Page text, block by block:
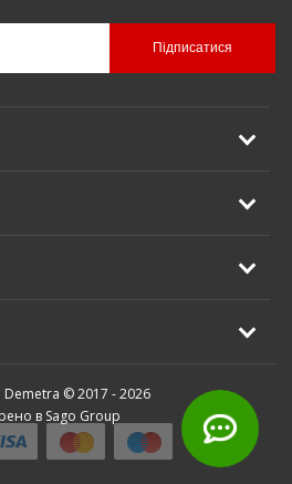
Підписатися
Demetra © 2017 - 2026
в Sago Group